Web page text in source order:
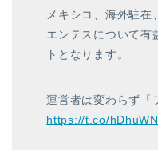
メキシコ、海外駐在
エンテスについて有
トとなります。
運営者は変わらず「
https://t.co/